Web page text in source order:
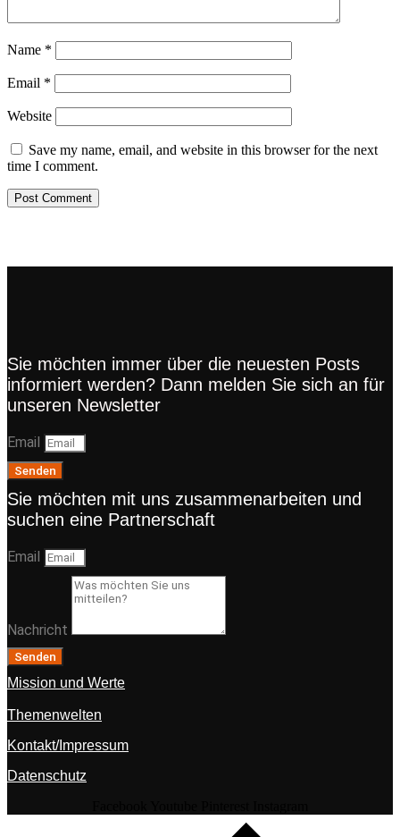
Name *
Email *
Website
Save my name, email, and website in this browser for the next
time I comment.
Sie möchten immer über die neuesten Posts
informiert werden? Dann melden Sie sich an für
unseren Newsletter
Email
Senden
Sie möchten mit uns zusammenarbeiten und
suchen eine Partnerschaft
Email
Nachricht
Senden
Mission und Werte
Themenwelten
Kontakt/Impressum
Datenschutz